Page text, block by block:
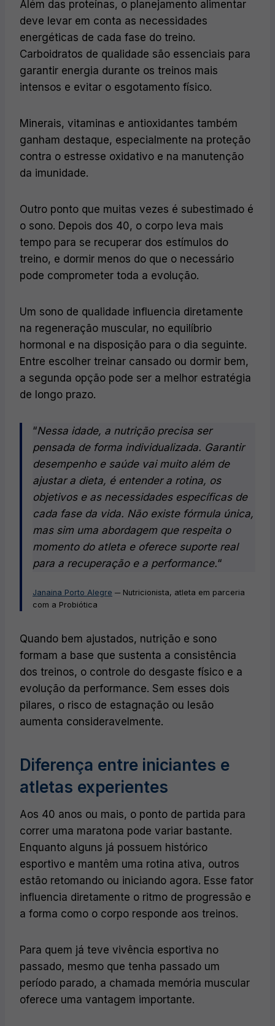
Além das proteínas, o planejamento alimentar
deve levar em conta as necessidades
energéticas de cada fase do treino.
Carboidratos de qualidade são essenciais para
garantir energia durante os treinos mais
intensos e evitar o esgotamento físico.
Minerais, vitaminas e antioxidantes também
ganham destaque, especialmente na proteção
contra o estresse oxidativo e na manutenção
da imunidade.
Outro ponto que muitas vezes é subestimado é
o sono. Depois dos 40, o corpo leva mais
tempo para se recuperar dos estímulos do
treino, e dormir menos do que o necessário
pode comprometer toda a evolução.
Um sono de qualidade influencia diretamente
na regeneração muscular, no equilíbrio
hormonal e na disposição para o dia seguinte.
Entre escolher treinar cansado ou dormir bem,
a segunda opção pode ser a melhor estratégia
de longo prazo.
“Nessa idade, a nutrição precisa ser
pensada de forma individualizada. Garantir
desempenho e saúde vai muito além de
ajustar a dieta, é entender a rotina, os
objetivos e as necessidades específicas de
cada fase da vida. Não existe fórmula única,
mas sim uma abordagem que respeita o
momento do atleta e oferece suporte real
para a recuperação e a performance.“
Janaina Porto Alegre ─ Nutricionista, atleta em parceria
com a Probiótica
Quando bem ajustados, nutrição e sono
formam a base que sustenta a consistência
dos treinos, o controle do desgaste físico e a
evolução da performance. Sem esses dois
pilares, o risco de estagnação ou lesão
aumenta consideravelmente.
Diferença entre iniciantes e
atletas experientes
Aos 40 anos ou mais, o ponto de partida para
correr uma maratona pode variar bastante.
Enquanto alguns já possuem histórico
esportivo e mantêm uma rotina ativa, outros
estão retomando ou iniciando agora. Esse fator
influencia diretamente o ritmo de progressão e
a forma como o corpo responde aos treinos.
Para quem já teve vivência esportiva no
passado, mesmo que tenha passado um
período parado, a chamada memória muscular
oferece uma vantagem importante.